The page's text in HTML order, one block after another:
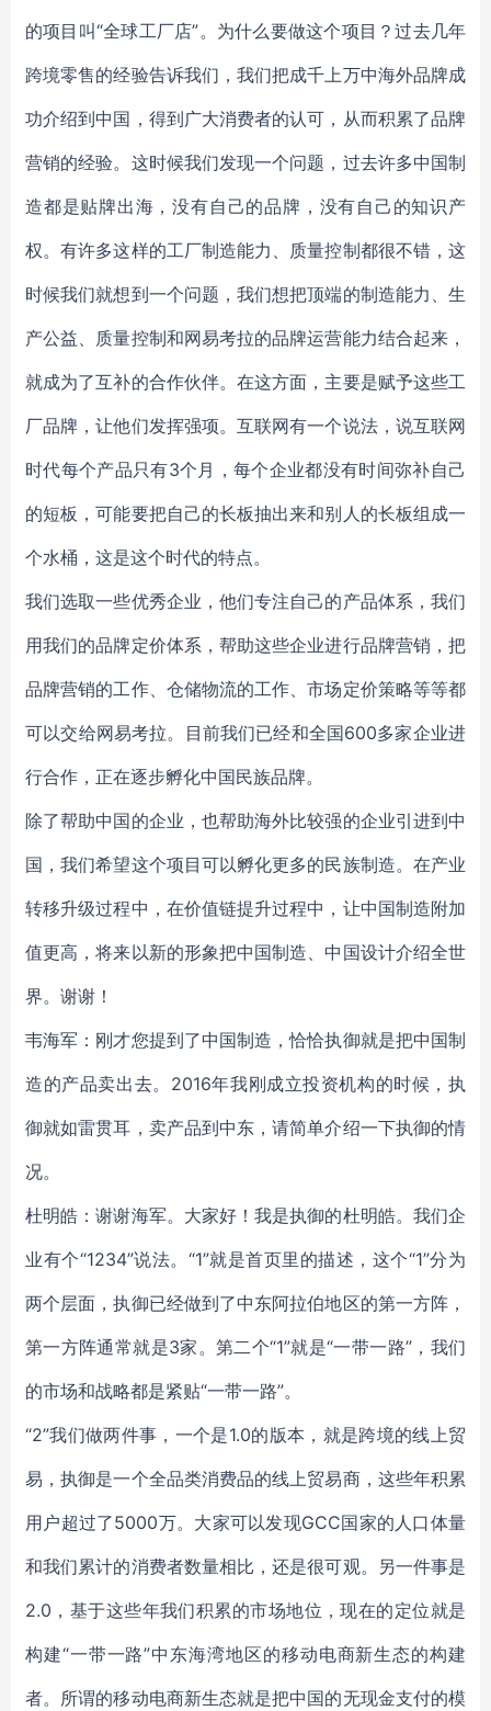
的项目叫“全球工厂店”。为什么要做这个项目？过去几年
跨境零售的经验告诉我们，我们把成千上万中海外品牌成
功介绍到中国，得到广大消费者的认可，从而积累了品牌
营销的经验。这时候我们发现一个问题，过去许多中国制
造都是贴牌出海，没有自己的品牌，没有自己的知识产
权。有许多这样的工厂制造能力、质量控制都很不错，这
时候我们就想到一个问题，我们想把顶端的制造能力、生
产公益、质量控制和网易考拉的品牌运营能力结合起来，
就成为了互补的合作伙伴。在这方面，主要是赋予这些工
厂品牌，让他们发挥强项。互联网有一个说法，说互联网
时代每个产品只有3个月，每个企业都没有时间弥补自己
的短板，可能要把自己的长板抽出来和别人的长板组成一
个水桶，这是这个时代的特点。
我们选取一些优秀企业，他们专注自己的产品体系，我们
用我们的品牌定价体系，帮助这些企业进行品牌营销，把
品牌营销的工作、仓储物流的工作、市场定价策略等等都
可以交给网易考拉。目前我们已经和全国600多家企业进
行合作，正在逐步孵化中国民族品牌。
除了帮助中国的企业，也帮助海外比较强的企业引进到中
国，我们希望这个项目可以孵化更多的民族制造。在产业
转移升级过程中，在价值链提升过程中，让中国制造附加
值更高，将来以新的形象把中国制造、中国设计介绍全世
界。谢谢！
韦海军：刚才您提到了中国制造，恰恰执御就是把中国制
造的产品卖出去。2016年我刚成立投资机构的时候，执
御就如雷贯耳，卖产品到中东，请简单介绍一下执御的情
况。
杜明皓：谢谢海军。大家好！我是执御的杜明皓。我们企
业有个“1234”说法。“1”就是首页里的描述，这个“1”分为
两个层面，执御已经做到了中东阿拉伯地区的第一方阵，
第一方阵通常就是3家。第二个“1”就是“一带一路”，我们
的市场和战略都是紧贴“一带一路”。
“2”我们做两件事，一个是1.0的版本，就是跨境的线上贸
易，执御是一个全品类消费品的线上贸易商，这些年积累
用户超过了5000万。大家可以发现GCC国家的人口体量
和我们累计的消费者数量相比，还是很可观。另一件事是
2.0，基于这些年我们积累的市场地位，现在的定位就是
构建“一带一路”中东海湾地区的移动电商新生态的构建
者。所谓的移动电商新生态就是把中国的无现金支付的模